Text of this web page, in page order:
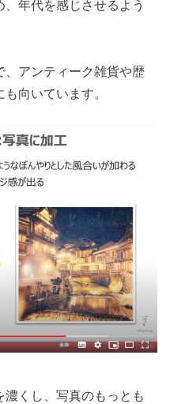
年代を感じさせるよう
、アンティーク雑貨や歴
向いています。
濃くし、写真のもっとも